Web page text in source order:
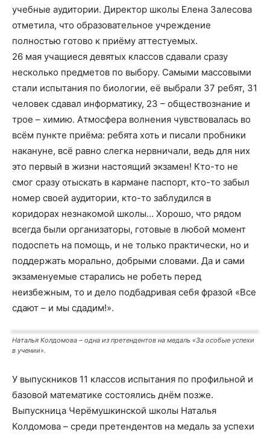
учебные аудитории. Директор школы Елена Залесова
отметила, что образовательное учреждение
полностью готово к приёму аттестуемых.
26 мая учащиеся девятых классов сдавали сразу
несколько предметов по выбору. Самыми массовыми
стали испытания по биологии, её выбрали 37 ребят, 31
человек сдавал информатику, 23 – обществознание и
трое – химию. Атмосфера волнения чувствовалась во
всём пункте приёма: ребята хоть и писали пробники
накануне, всё равно слегка нервничали, ведь для них
это первый в жизни настоящий экзамен! Кто-то не
смог сразу отыскать в кармане паспорт, кто-то забыл
номер своей аудитории, кто-то заблудился в
коридорах незнакомой школы… Хорошо, что рядом
всегда были организаторы, готовые в любой момент
подоспеть на помощь, и не только практически, но и
поддержать морально, добрыми словами. Да и сами
экзаменуемые старались не робеть перед
неизбежным, то и дело подбадривая себя фразой «Все
сдают – и мы сдадим!».
Наталья Колдомова – одна из претендентов на медаль «За особые успехи
в учении».
У выпускников 11 классов испытания по профильной и
базовой математике состоялись днём позже.
Выпускница Черёмушкинской школы Наталья
Колдомова – среди претендентов на медаль за успехи